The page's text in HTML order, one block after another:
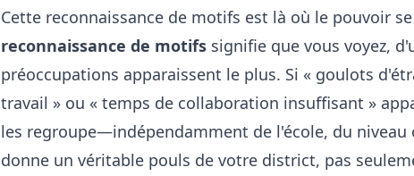
Cette reconnaissance de motifs est là où le pouvoir
reconnaissance de motifs signifie que vous voyez,
préoccupations apparaissent le plus. Si « goulots
travail » ou « temps de collaboration insuffisant »
les regroupe—indépendamment de l'école, du niveau
donne un véritable pouls de votre district, pas